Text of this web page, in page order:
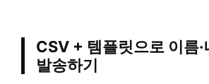
CSV + 템플릿으로 이름·
발송하기